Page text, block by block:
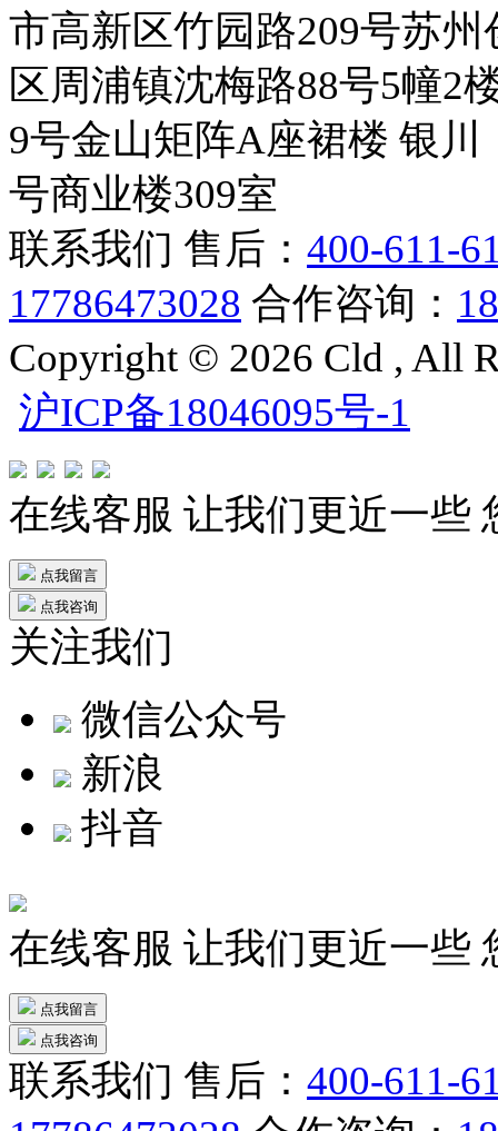
市高新区竹园路209号苏州
区周浦镇沈梅路88号5幢2
9号金山矩阵A座裙楼 银川
号商业楼309室
联系我们 售后： 400-611-
17786473028 合作咨询：
Copyright © 2026 Cld , All
沪ICP备18046095号-1
在线客服 让我们更近一些
点我留言
点我咨询
关注我们
微信公众号
新浪
抖音
在线客服 让我们更近一些
点我留言
点我咨询
联系我们 售后： 400-611-